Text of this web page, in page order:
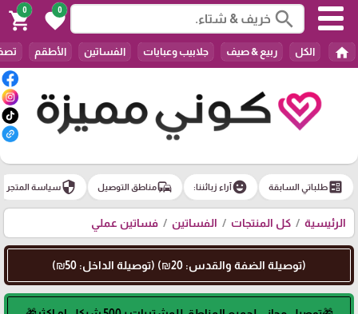
search
0
favorite
0
shopping_cart
home الكل ربيع & صيف جلابيب وعبايات الفساتين الأطقم
ballotطلباتي السابقة emoji_emotionsآراء زبائننا: commuteمناطق التوصيل securityسياسة المتجر
الرئيسية كل المنتجات الفساتين فساتين عملي
(توصيلة الضفة والقدس: 20₪) (توصيلة الداخل: 50₪)